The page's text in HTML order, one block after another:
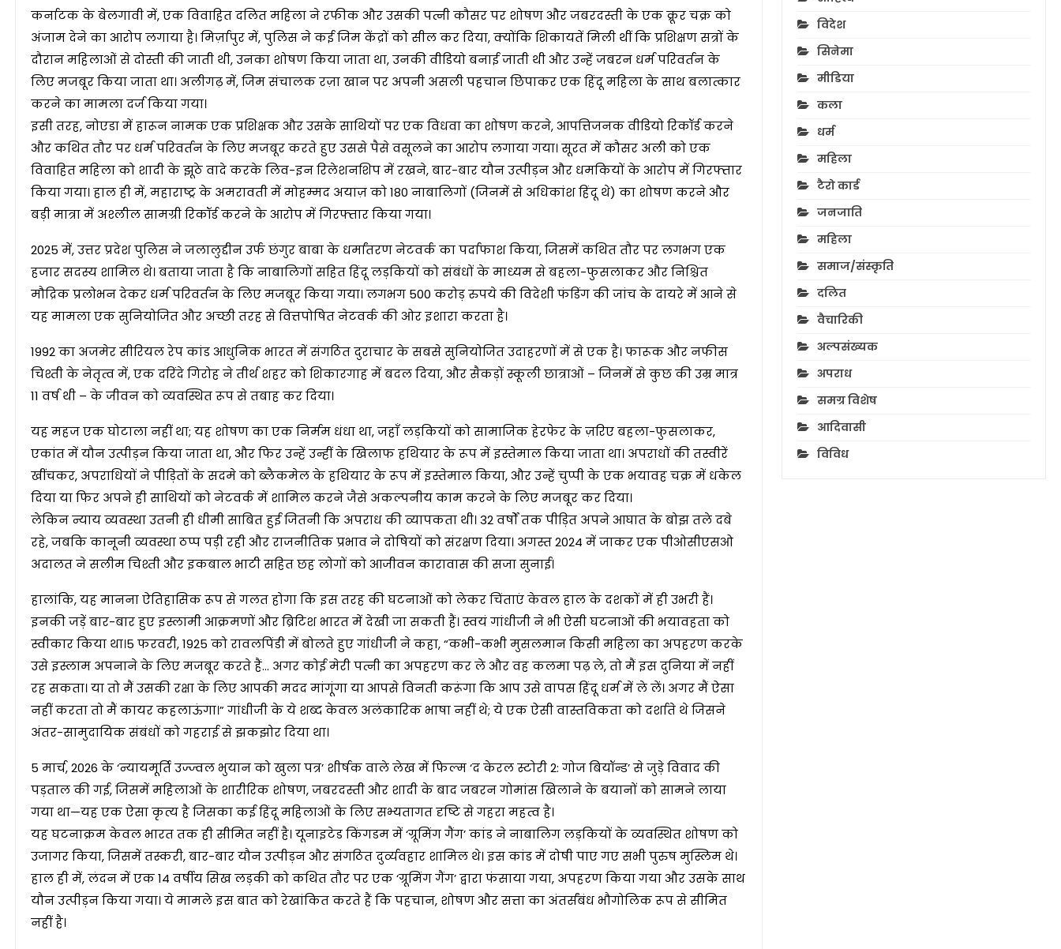
कर्नाटक के बेलगावी में, एक विवाहित दलित महिला ने रफीक और उसकी पत्नी कौसर पर शोषण और जबरदस्ती के एक क्रूर चक्र को
अंजाम देने का आरोप लगाया है। मिर्ज़ापुर में, पुलिस ने कई जिम केंद्रों को सील कर दिया, क्योंकि शिकायतें मिली थीं कि प्रशिक्षण सत्रों के
दौरान महिलाओं से दोस्ती की जाती थी, उनका शोषण किया जाता था, उनकी वीडियो बनाई जाती थी और उन्हें जबरन धर्म परिवर्तन के
लिए मजबूर किया जाता था। अलीगढ़ में, जिम संचालक रज़ा खान पर अपनी असली पहचान छिपाकर एक हिंदू महिला के साथ बलात्कार
करने का मामला दर्ज किया गया।
इसी तरह, नोएडा में हारून नामक एक प्रशिक्षक और उसके साथियों पर एक विधवा का शोषण करने, आपत्तिजनक वीडियो रिकॉर्ड करने
और कथित तौर पर धर्म परिवर्तन के लिए मजबूर करते हुए उससे पैसे वसूलने का आरोप लगाया गया। सूरत में कौसर अली को एक
विवाहित महिला को शादी के झूठे वादे करके लिव-इन रिलेशनशिप में रखने, बार-बार यौन उत्पीड़न और धमकियों के आरोप में गिरफ्तार
किया गया। हाल ही में, महाराष्ट्र के अमरावती में मोहम्मद अयाज़ को 180 नाबालिगों (जिनमें से अधिकांश हिंदू थे) का शोषण करने और
बड़ी मात्रा में अश्लील सामग्री रिकॉर्ड करने के आरोप में गिरफ्तार किया गया।
2025 में, उत्तर प्रदेश पुलिस ने जलालुद्दीन उर्फ ​​छंगुर बाबा के धर्मांतरण नेटवर्क का पर्दाफाश किया, जिसमें कथित तौर पर लगभग एक
हजार सदस्य शामिल थे। बताया जाता है कि नाबालिगों सहित हिंदू लड़कियों को संबंधों के माध्यम से बहला-फुसलाकर और निश्चित
मौद्रिक प्रलोभन देकर धर्म परिवर्तन के लिए मजबूर किया गया। लगभग 500 करोड़ रुपये की विदेशी फंडिंग की जांच के दायरे में आने से
यह मामला एक सुनियोजित और अच्छी तरह से वित्तपोषित नेटवर्क की ओर इशारा करता है।
1992 का अजमेर सीरियल रेप कांड आधुनिक भारत में संगठित दुराचार के सबसे सुनियोजित उदाहरणों में से एक है। फारूक और नफीस
चिश्ती के नेतृत्व में, एक दरिंदे गिरोह ने तीर्थ शहर को शिकारगाह में बदल दिया, और सैकड़ों स्कूली छात्राओं – जिनमें से कुछ की उम्र मात्र
11 वर्ष थी – के जीवन को व्यवस्थित रूप से तबाह कर दिया।
यह महज एक घोटाला नहीं था; यह शोषण का एक निर्मम धंधा था, जहाँ लड़कियों को सामाजिक हेरफेर के ज़रिए बहला-फुसलाकर,
एकांत में यौन उत्पीड़न किया जाता था, और फिर उन्हें उन्हीं के खिलाफ हथियार के रूप में इस्तेमाल किया जाता था। अपराधों की तस्वीरें
खींचकर, अपराधियों ने पीड़ितों के सदमे को ब्लैकमेल के हथियार के रूप में इस्तेमाल किया, और उन्हें चुप्पी के एक भयावह चक्र में धकेल
दिया या फिर अपने ही साथियों को नेटवर्क में शामिल करने जैसे अकल्पनीय काम करने के लिए मजबूर कर दिया।
लेकिन न्याय व्यवस्था उतनी ही धीमी साबित हुई जितनी कि अपराध की व्यापकता थी। 32 वर्षों तक पीड़ित अपने आघात के बोझ तले दबे
रहे, जबकि कानूनी व्यवस्था ठप्प पड़ी रही और राजनीतिक प्रभाव ने दोषियों को संरक्षण दिया। अगस्त 2024 में जाकर एक पीओसीएसओ
अदालत ने सलीम चिश्ती और इकबाल भाटी सहित छह लोगों को आजीवन कारावास की सजा सुनाई।
हालांकि, यह मानना ​​ऐतिहासिक रूप से गलत होगा कि इस तरह की घटनाओं को लेकर चिंताएं केवल हाल के दशकों में ही उभरी हैं।
इनकी जड़ें बार-बार हुए इस्लामी आक्रमणों और ब्रिटिश भारत में देखी जा सकती हैं। स्वयं गांधीजी ने भी ऐसी घटनाओं की भयावहता को
स्वीकार किया था।5 फरवरी, 1925 को रावलपिंडी में बोलते हुए गांधीजी ने कहा, “कभी-कभी मुसलमान किसी महिला का अपहरण करके
उसे इस्लाम अपनाने के लिए मजबूर करते हैं… अगर कोई मेरी पत्नी का अपहरण कर ले और वह कलमा पढ़ ले, तो मैं इस दुनिया में नहीं
रह सकता। या तो मैं उसकी रक्षा के लिए आपकी मदद मांगूंगा या आपसे विनती करूंगा कि आप उसे वापस हिंदू धर्म में ले लें। अगर मैं ऐसा
नहीं करता तो मैं कायर कहलाऊंगा।” गांधीजी के ये शब्द केवल अलंकारिक भाषा नहीं थे; ये एक ऐसी वास्तविकता को दर्शाते थे जिसने
अंतर-सामुदायिक संबंधों को गहराई से झकझोर दिया था।
5 मार्च, 2026 के ‘न्यायमूर्ति उज्ज्वल भुयान को खुला पत्र’ शीर्षक वाले लेख में फिल्म ‘द केरल स्टोरी 2: गोज बियॉन्ड’ से जुड़े विवाद की
पड़ताल की गई, जिसमें महिलाओं के शारीरिक शोषण, जबरदस्ती और शादी के बाद जबरन गोमांस खिलाने के बयानों को सामने लाया
गया था—यह एक ऐसा कृत्य है जिसका कई हिंदू महिलाओं के लिए सभ्यतागत दृष्टि से गहरा महत्व है।
यह घटनाक्रम केवल भारत तक ही सीमित नहीं है। यूनाइटेड किंगडम में ‘ग्रूमिंग गैंग’ कांड ने नाबालिग लड़कियों के व्यवस्थित शोषण को
उजागर किया, जिसमें तस्करी, बार-बार यौन उत्पीड़न और संगठित दुर्व्यवहार शामिल थे। इस कांड में दोषी पाए गए सभी पुरुष मुस्लिम थे।
हाल ही में, लंदन में एक 14 वर्षीय सिख लड़की को कथित तौर पर एक ‘ग्रूमिंग गैंग’ द्वारा फंसाया गया, अपहरण किया गया और उसके साथ
यौन उत्पीड़न किया गया। ये मामले इस बात को रेखांकित करते हैं कि पहचान, शोषण और सत्ता का अंतर्संबंध भौगोलिक रूप से सीमित
नहीं है।
विदेश
सिनेमा
मीडिया
कला
धर्म
महिला
टैरो कार्ड
जनजाति
महिला
समाज/संस्कृति
दलित
वैचारिकी
अल्पसंख्यक
अपराध
समग्र विशेष
आदिवासी
विविध